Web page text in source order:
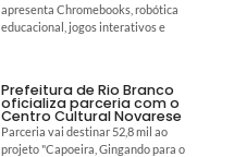
apresenta Chromebooks, robótica
educacional, jogos interativos e
Prefeitura de Rio Branco
oficializa parceria com o
Centro Cultural Novarese
Parceria vai destinar 52,8 mil ao
projeto "Capoeira, Gingando para o